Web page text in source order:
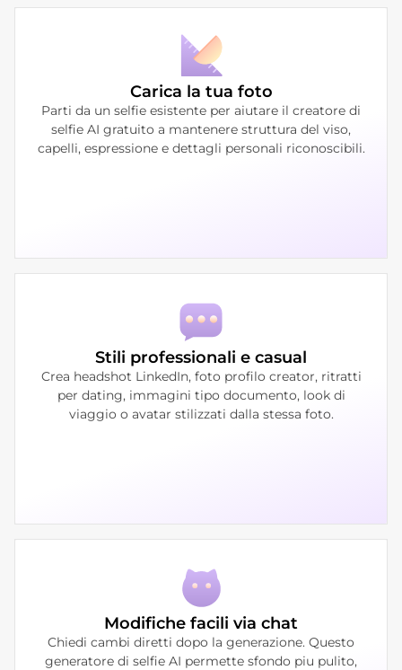
Carica la tua foto
Parti da un selfie esistente per aiutare il creatore di
selfie AI gratuito a mantenere struttura del viso,
capelli, espressione e dettagli personali riconoscibili.
Stili professionali e casual
Crea headshot LinkedIn, foto profilo creator, ritratti
per dating, immagini tipo documento, look di
viaggio o avatar stilizzati dalla stessa foto.
Modifiche facili via chat
Chiedi cambi diretti dopo la generazione. Questo
generatore di selfie AI permette sfondo piu pulito,